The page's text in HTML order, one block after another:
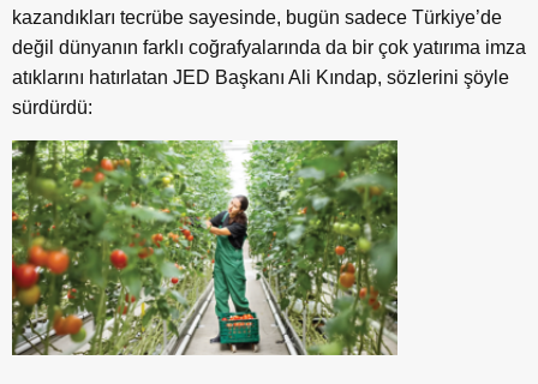
kazandıkları tecrübe sayesinde, bugün sadece Türkiye’de
değil dünyanın farklı coğrafyalarında da bir çok yatırıma imza
atıklarını hatırlatan JED Başkanı Ali Kındap, sözlerini şöyle
sürdürdü: